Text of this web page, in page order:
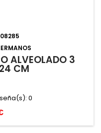
ALVEOLADO 3
CM
0